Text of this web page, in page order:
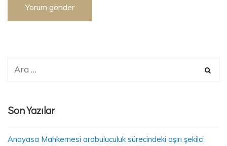
Son Yazılar
Anayasa Mahkemesi arabuluculuk sürecindeki aşırı şekilci